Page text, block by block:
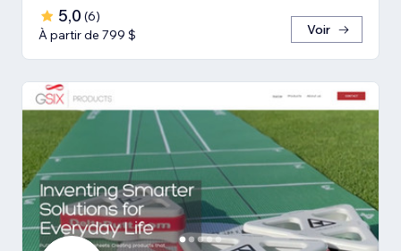
5,0 (6)
À partir de 799 $
Voir